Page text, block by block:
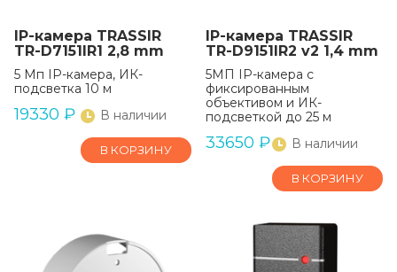
IP-камера TRASSIR
TR-D7151IR1 2,8 mm
5 Мп IP-камера, ИК-
подсветка 10 м
19330 ₽ В наличии
В КОРЗИНУ
IP-камера TRASSIR
TR-D9151IR2 v2 1,4 mm
5МП IP-камера с
фиксированным
объективом и ИК-
подсветкой до 25 м
33650 ₽ В наличии
В КОРЗИНУ